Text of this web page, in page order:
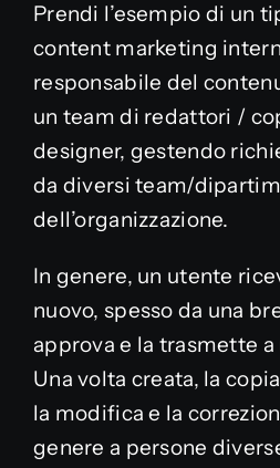
Prendi l’esempio di un
content marketing
responsabile del
un team di redattori /
designer, gestendo
da diversi team/
dell’organizzazione.
In genere, un utente
nuovo, spesso da una
approva e la trasmette
Una volta creata, la
la modifica e la
genere a persone